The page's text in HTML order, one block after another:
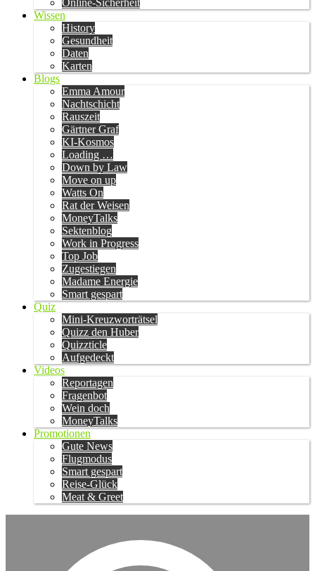
Online-Sicherheit
Wissen
History
Gesundheit
Daten
Karten
Blogs
Emma Amour
Nachtschicht
Rauszeit
Gärtner Graf
KI-Kosmos
Loading …
Down by Law
Move on up
Watts On
Rat der Weisen
MoneyTalks
Sektenblog
Work in Progress
Top Job
Zugestiegen
Madame Energie
Smart gespart
Quiz
Mini-Kreuzworträtsel
Quizz den Huber
Quizzticle
Aufgedeckt
Videos
Reportagen
Fragenbot
Wein doch
MoneyTalks
Promotionen
Gute News
Flugmodus
Smart gespart
Reise-Glück
Meat & Greet